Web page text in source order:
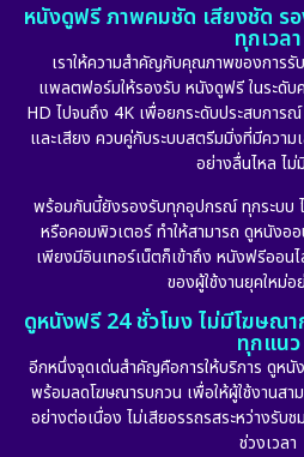
หนังดูฟรี ภาพคมชัด เสียงชัด
ทุกเวลา
เราให้ความสำคัญกับคุณภาพของการ
แพลตฟอร์มให้รองรับ หนังดูฟรี ในระดั
HD ไปจนถึง 4K เพื่อยกระดับประสบการ
และเสียง ควบคู่กับระบบสตรีมมิ่งที่มีความ
อย่างลื่นไหล ไม่
พร้อมกันนี้ยังรองรับทุกอุปกรณ์ ทุกระบบ
หรือคอมพิวเตอร์ ทำให้สามารถ ดูหนังอ
เพียงมีอินเทอร์เน็ตก็เข้าถึง หนังฟรีออน
ของผู้ใช้งานยุคใหม่
ดูหนังฟรี 24 ชั่วโมง ไม่มีโฆษณา
ทุกแนว
อีกหนึ่งจุดเด่นสำคัญคือการให้บริการ ดูห
พร้อมลดโฆษณารบกวน เพื่อให้ผู้ใช้งานสา
อย่างต่อเนื่อง ไม่เสียอรรถรสระหว่างรับ
ช่วงเวลา